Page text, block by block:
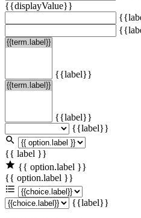
{{displayValue}}
{{label}}
{{label}}
{{label}}
{{ label }}
{{ option.label }}
{{ option.label }}
{{label}}